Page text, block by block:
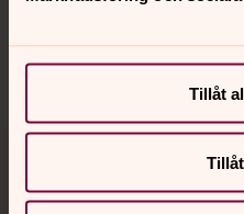
Tillåt
Sociala kanaler